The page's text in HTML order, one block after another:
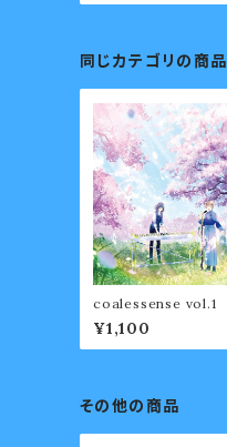
同じカテゴリの商品
coalessense vol.1
¥1,100
その他の商品